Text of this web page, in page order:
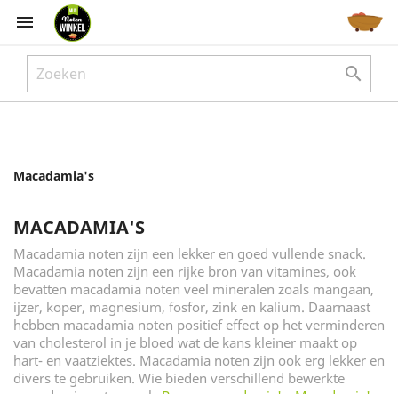


Macadamia's
MACADAMIA'S
Macadamia noten zijn een lekker en goed vullende snack.
Macadamia noten zijn een rijke bron van vitamines, ook
bevatten macadamia noten veel mineralen zoals mangaan,
ijzer, koper, magnesium, fosfor, zink en kalium. Daarnaast
hebben macadamia noten positief effect op het verminderen
van cholesterol in je bloed wat de kans kleiner maakt op
hart- en vaatziektes. Macadamia noten zijn ook erg lekker en
divers te gebruiken. Wie bieden verschillend bewerkte